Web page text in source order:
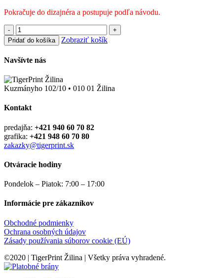
Pokračuje do dizajnéra a postupuje podľa návodu.
-
+
Pridať do košíka
Zobraziť košík
Navšívte nás
Kuzmányho 102/10 • 010 01 Žilina
Kontakt
predajňa: +421 940 60 70 82
grafika: +421 948 60 70 80
zakazky@tigerprint.sk
Otváracie hodiny
Pondelok – Piatok: 7:00 – 17:00
Informácie pre zákazníkov
Obchodné podmienky
Ochrana osobných údajov
Zásady používania súborov cookie (EÚ)
©2020 | TigerPrint Žilina | Všetky práva vyhradené.